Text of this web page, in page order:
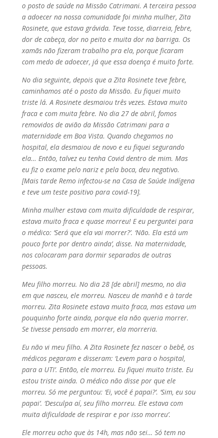
o posto de saúde na Missão Catrimani. A terceira pessoa
a adoecer na nossa comunidade foi minha mulher, Zita
Rosinete, que estava grávida. Teve tosse, diarreia, febre,
dor de cabeça, dor no peito e muita dor na barriga. Os
xamãs não fizeram trabalho pra ela, porque ficaram
com medo de adoecer, já que essa doença é muito forte.
No dia seguinte, depois que a Zita Rosinete teve febre,
caminhamos até o posto da Missão. Eu fiquei muito
triste lá. A Rosinete desmaiou três vezes. Estava muito
fraca e com muita febre. No dia 27 de abril, fomos
removidos de avião da Missão Catrimani para a
maternidade em Boa Vista. Quando chegamos no
hospital, ela desmaiou de novo e eu fiquei segurando
ela… Então, talvez eu tenha Covid dentro de mim. Mas
eu fiz o exame pelo nariz e pela boca, deu negativo.
[Mais tarde Remo infectou-se na Casa de Saúde Indígena
e teve um teste positivo para covid-19].
Minha mulher estava com muita dificuldade de respirar,
estava muito fraca e quase morreu! E eu perguntei para
o médico: ‘Será que ela vai morrer?’. ‘Não. Ela está um
pouco forte por dentro ainda’, disse. Na maternidade,
nos colocaram para dormir separados de outras
pessoas.
Meu filho morreu. No dia 28 [de abril] mesmo, no dia
em que nasceu, ele morreu. Nasceu de manhã e à tarde
morreu. Zita Rosinete estava muito fraca, mas estava um
pouquinho forte ainda, porque ela não queria morrer.
Se tivesse pensado em morrer, ela morreria.
Eu não vi meu filho. A Zita Rosinete fez nascer o bebê, os
médicos pegaram e disseram: ‘Levem para o hospital,
para a UTI’. Então, ele morreu. Eu fiquei muito triste. Eu
estou triste ainda. O médico não disse por que ele
morreu. Só me perguntou: ‘Ei, você é papai?’. ‘Sim, eu sou
papai’. ‘Desculpa aí, seu filho morreu. Ele estava com
muita dificuldade de respirar e por isso morreu’.
Ele morreu acho que às 14h, mas não sei… Só tem no